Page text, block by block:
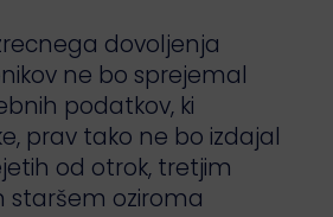
dovoljenja
ne bo sprejemal
podatkov, ki
prav tako ne bo izdajal
od otrok, tretjim
staršem oziroma